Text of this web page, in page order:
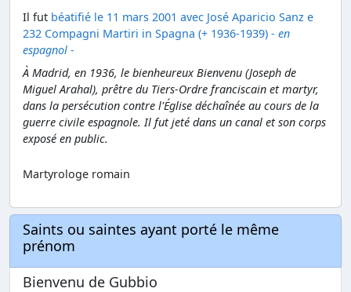
Il fut béatifié le 11 mars 2001 avec José Aparicio Sanz e
232 Compagni Martiri in Spagna (+ 1936-1939) - en
espagnol -
À Madrid, en 1936, le bienheureux Bienvenu (Joseph de
Miguel Arahal), prêtre du Tiers-Ordre franciscain et martyr,
dans la persécution contre l'Église déchaînée au cours de la
guerre civile espagnole. Il fut jeté dans un canal et son corps
exposé en public.
Martyrologe romain
Saints ou saintes ayant porté le même
prénom
Bienvenu de Gubbio